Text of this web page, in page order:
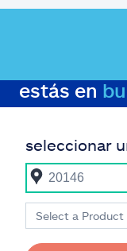
estás en
seleccionar
Select a Product